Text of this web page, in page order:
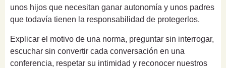
unos hijos que necesitan ganar autonomía y unos padres
que todavía tienen la responsabilidad de protegerlos.
Explicar el motivo de una norma, preguntar sin interrogar,
escuchar sin convertir cada conversación en una
conferencia, respetar su intimidad y reconocer nuestros